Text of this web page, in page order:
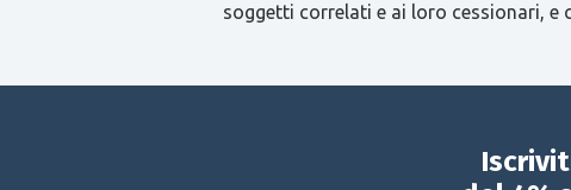
soggetti correlati e ai loro cessionari, e